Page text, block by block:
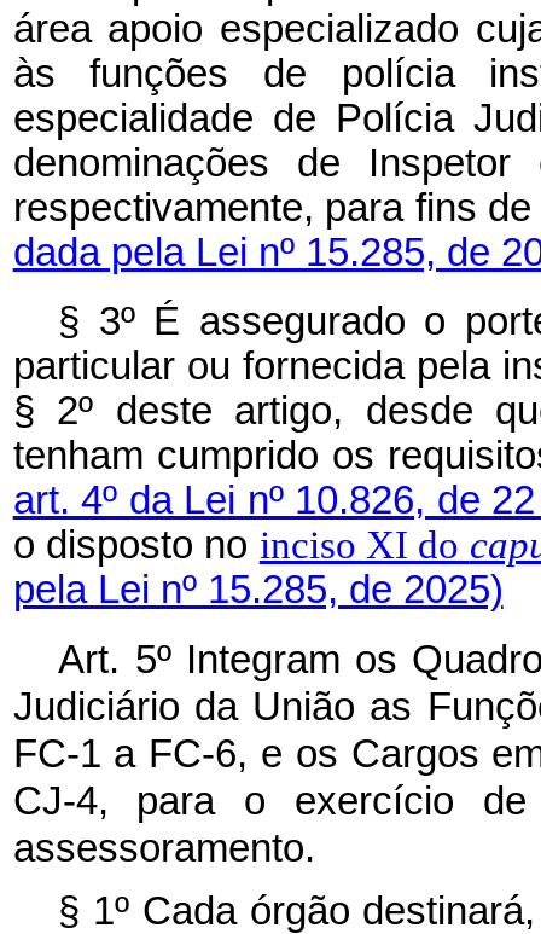
área apoio especializado
às funções de polícia
especialidade de Polícia
denominações de
respectivamente, para fins
dada pela Lei nº 15.285, de
§ 3º É assegurado o
particular ou fornecida pela
§ 2º deste artigo, desde
tenham cumprido os
art. 4º da Lei nº 10.826, de
o disposto no inciso XI do
pela Lei nº 15.285, de 2025)
Art. 5º Integram os
Judiciário da União as
FC-1 a FC-6, e os Cargos
CJ-4, para o exercício
assessoramento.
§ 1º Cada órgão